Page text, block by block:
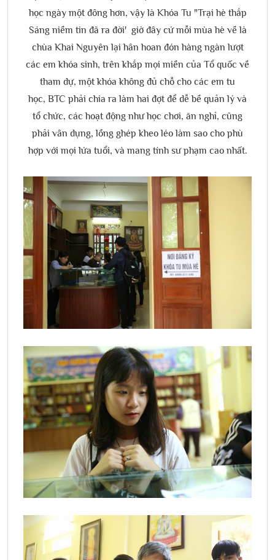
học ngày một đông hơn, vậy là Khóa Tu "Trại hè thắp
Sáng niềm tin đã ra đời' giờ đây cứ mỗi mùa hè về là
chùa Khai Nguyên lại hân hoan đón hàng ngàn lượt
các em khóa sinh, trên khắp mọi miền của Tổ quốc về
tham dự, một khóa không đủ chỗ cho các em tu
học, BTC phải chia ra làm hai đợt để dễ bề quản lý và
tổ chức, các hoạt động như học chơi, ăn nghỉ, cũng
phải vân dụng, lồng ghép kheo léo làm sao cho phù
hợp với mọi lứa tuổi, và mang tính sư phạm cao nhất.